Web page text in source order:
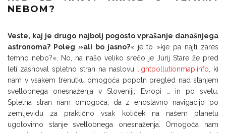
NEBOM?
Veste, kaj je drugo najbolj pogosto vprašanje današnjega
astronoma? Poleg »ali bo jasno?« je to »kje pa najti zares
temno nebo?«. No, na našo veliko srečo je Jurij Stare že pred
leti zasnoval spletno stran na naslovu
lightpollutionmap.info , ki
nam v vsakem trenutku omogoča popoln pregled nad stanjem
svetlobnega onesnaženja v Sloveniji, Evropi … in po svetu.
Spletna stran nam omogoča, da z enostavno navigacijo po
zemljevidu za praktično vsak kotiček na našem planetu
ugotovimo stanje svetlobnega onesnaženja. Omogoča nam